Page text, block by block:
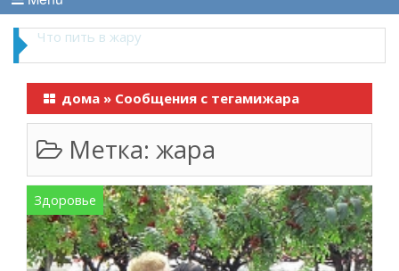
Что пить в жару
дома » Сообщения с тегамижара
Метка: жара
Здоровье